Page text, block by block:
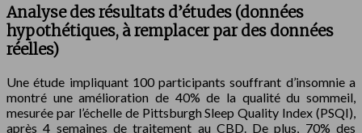
Analyse des résultats d’études (données
hypothétiques, à remplacer par des données
réelles)
Une étude impliquant 100 participants souffrant d’insomnie a
montré une amélioration de 40% de la qualité du sommeil,
mesurée par l’échelle de Pittsburgh Sleep Quality Index (PSQI),
après 4 semaines de traitement au CBD. De plus, 70% des